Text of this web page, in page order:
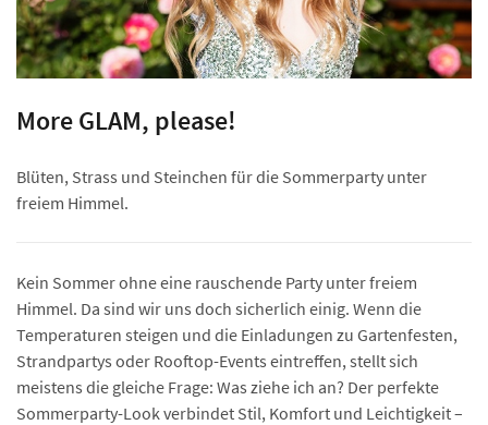
More GLAM, please!
Blüten, Strass und Steinchen für die Sommerparty unter
freiem Himmel.
Kein Sommer ohne eine rauschende Party unter freiem
Himmel. Da sind wir uns doch sicherlich einig. Wenn die
Temperaturen steigen und die Einladungen zu Gartenfesten,
Strandpartys oder Rooftop-Events eintreffen, stellt sich
meistens die gleiche Frage: Was ziehe ich an? Der perfekte
Sommerparty-Look verbindet Stil, Komfort und Leichtigkeit –